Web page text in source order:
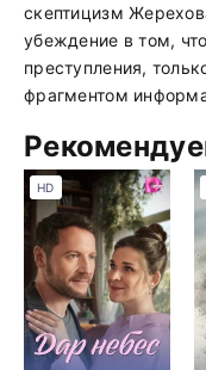
скептицизм
убеждение в том,
преступления,
фрагментом
HD